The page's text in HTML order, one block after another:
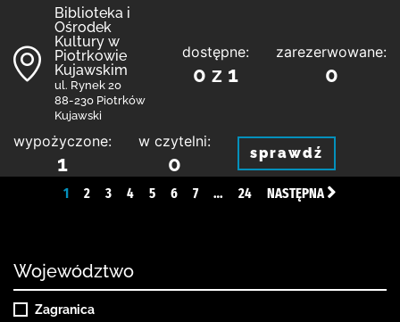
Biblioteka i
Ośrodek
Kultury w
Piotrkowie
Kujawskim
ul. Rynek 20
88-230 Piotrków
Kujawski
dostępne:
0 z 1
zarezerwowane:
0
wypożyczone:
1
w czytelni:
0 sprawdź
1 2 3 4 5 6 7 … 24 NASTĘPNA
Województwo
Zagranica